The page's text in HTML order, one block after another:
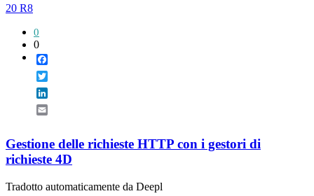
20 R8
0
0
Gestione delle richieste HTTP con i gestori di
richieste 4D
Tradotto automaticamente da Deepl